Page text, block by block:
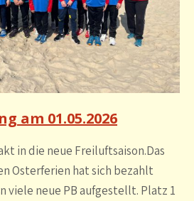
am 01.05.2026
in die neue Freiluftsaison.Das
Osterferien hat sich bezahlt
viele neue PB aufgestellt. Platz 1